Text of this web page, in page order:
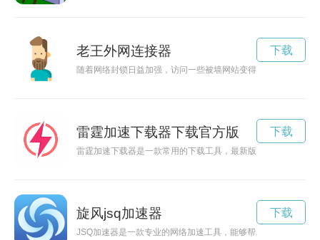
老王外网连接器
随着网络封锁日益加强，访问一些被墙网站变得越来越困难。
下载
雷霆加速下载器下载官方版
雷霆加速下载器是一款常用的下载工具，最新版在保持高效快
下载
旋风jsq加速器
JSQ加速器是一款专业的网络加速工具，能够帮助用户轻松解
下载